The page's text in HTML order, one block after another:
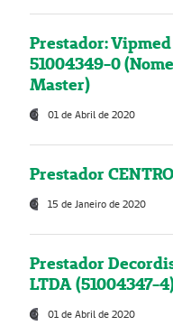
Prestador:
51004349-0
Master)
01 de Abril de 2020
Prestador
15 de Janeiro de 2020
Prestador
LTDA (51004347-
01 de Abril de 2020